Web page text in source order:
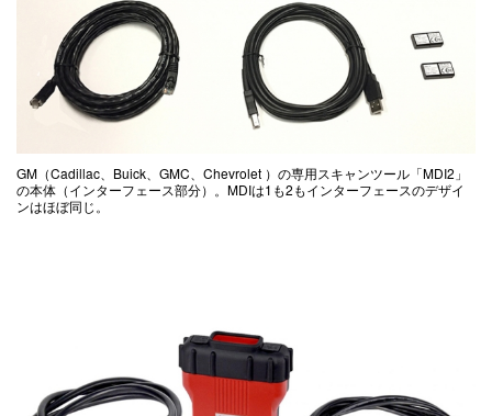
GM（Cadillac、Buick、GMC、Chevrolet ）の専用スキャンツール「MDI2」
の本体（インターフェース部分）。MDIは1も2もインターフェースのデザイ
ンはほぼ同じ。